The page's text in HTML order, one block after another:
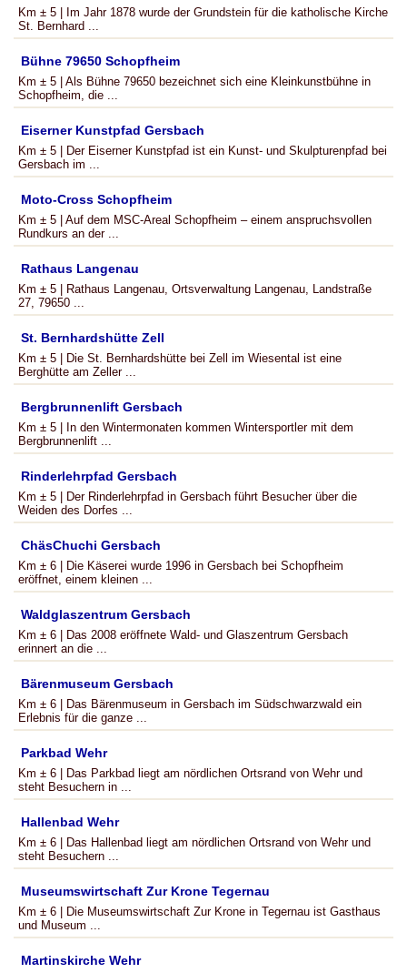
Km ± 5 | Im Jahr 1878 wurde der Grundstein für die katholische Kirche
St. Bernhard ...
Bühne 79650 Schopfheim
Km ± 5 | Als Bühne 79650 bezeichnet sich eine Kleinkunstbühne in
Schopfheim, die ...
Eiserner Kunstpfad Gersbach
Km ± 5 | Der Eiserner Kunstpfad ist ein Kunst- und Skulpturenpfad bei
Gersbach im ...
Moto-Cross Schopfheim
Km ± 5 | Auf dem MSC-Areal Schopfheim – einem anspruchsvollen
Rundkurs an der ...
Rathaus Langenau
Km ± 5 | Rathaus Langenau, Ortsverwaltung Langenau, Landstraße
27, 79650 ...
St. Bernhardshütte Zell
Km ± 5 | Die St. Bernhardshütte bei Zell im Wiesental ist eine
Berghütte am Zeller ...
Bergbrunnenlift Gersbach
Km ± 5 | In den Wintermonaten kommen Wintersportler mit dem
Bergbrunnenlift ...
Rinderlehrpfad Gersbach
Km ± 5 | Der Rinderlehrpfad in Gersbach führt Besucher über die
Weiden des Dorfes ...
ChäsChuchi Gersbach
Km ± 6 | Die Käserei wurde 1996 in Gersbach bei Schopfheim
eröffnet, einem kleinen ...
Waldglaszentrum Gersbach
Km ± 6 | Das 2008 eröffnete Wald- und Glaszentrum Gersbach
erinnert an die ...
Bärenmuseum Gersbach
Km ± 6 | Das Bärenmuseum in Gersbach im Südschwarzwald ein
Erlebnis für die ganze ...
Parkbad Wehr
Km ± 6 | Das Parkbad liegt am nördlichen Ortsrand von Wehr und
steht Besuchern in ...
Hallenbad Wehr
Km ± 6 | Das Hallenbad liegt am nördlichen Ortsrand von Wehr und
steht Besuchern ...
Museumswirtschaft Zur Krone Tegernau
Km ± 6 | Die Museumswirtschaft Zur Krone in Tegernau ist Gasthaus
und Museum ...
Martinskirche Wehr